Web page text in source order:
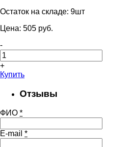
Остаток на складе: 9шт
Цена: 505 pуб.
-
+
Купить
Отзывы
ФИО *
E-mail *